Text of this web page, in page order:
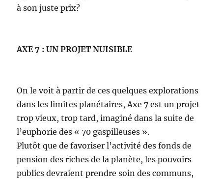
à son juste prix?
AXE 7 : UN PROJET NUISIBLE
On le voit à partir de ces quelques explorations
dans les limites planétaires, Axe 7 est un projet
trop vieux, trop tard, imaginé dans la suite de
l’euphorie des « 70 gaspilleuses ».
Plutôt que de favoriser l’activité des fonds de
pension des riches de la planète, les pouvoirs
publics devraient prendre soin des communs,